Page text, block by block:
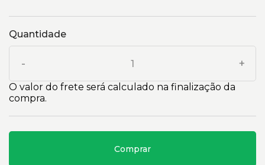
Quantidade
- +
O valor do frete será calculado na finalização da
compra.
Comprar